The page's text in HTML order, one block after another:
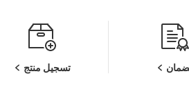
تسجيل منتج